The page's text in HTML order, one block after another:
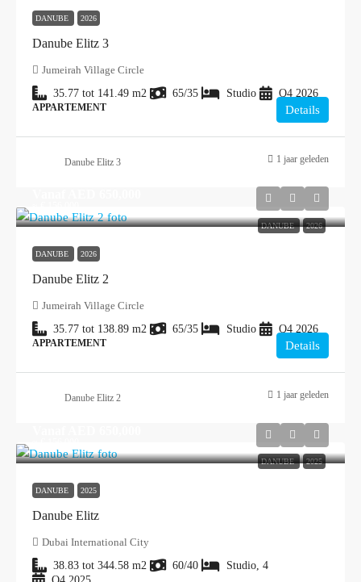
DANUBE 2026
Danube Elitz 3
Jumeirah Village Circle
35.77 tot 141.49 m2 65/35 Studio Q4 2026
APPARTEMENT Details
Danube Elitz 3 1 jaar geleden
DANUBE 2026
DANUBE 2026
Danube Elitz 2
Jumeirah Village Circle
35.77 tot 138.89 m2 65/35 Studio Q4 2026
APPARTEMENT Details
Danube Elitz 2 1 jaar geleden
DANUBE 2025
DANUBE 2025
Danube Elitz
Dubai International City
38.83 tot 344.58 m2 60/40
Studio, 4